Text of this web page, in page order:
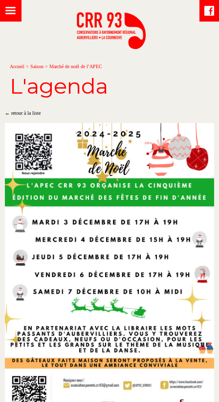
Accueil > Saison > Marché de noël de l’APEC
L'agenda
← retour à la liste